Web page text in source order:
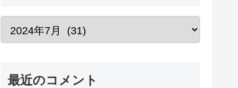
最近のコメント